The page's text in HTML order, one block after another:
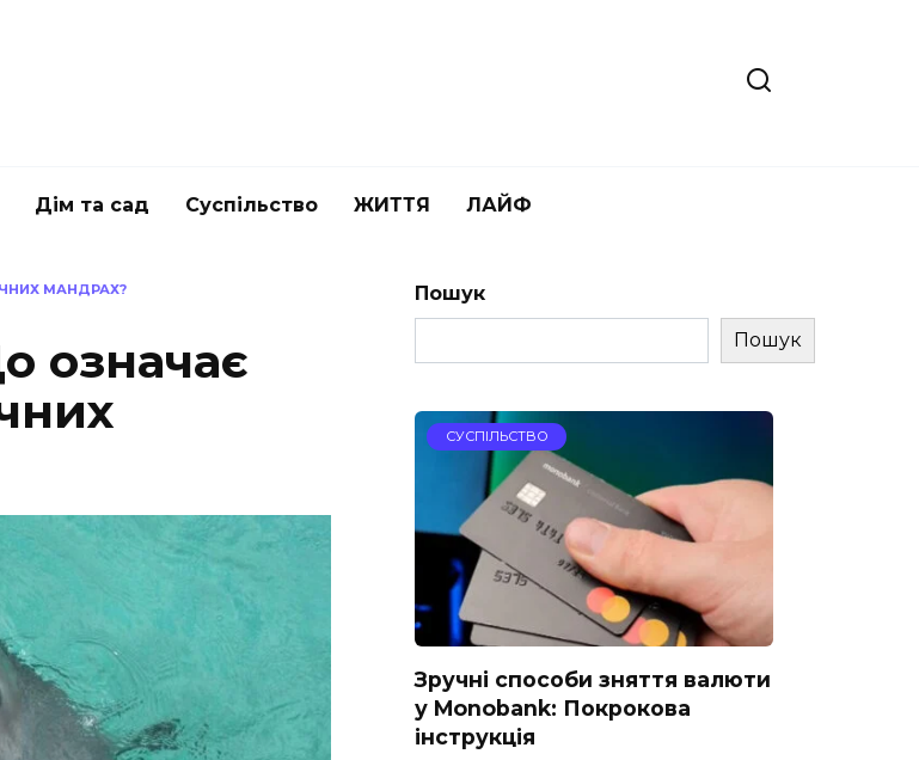
Дім та сад Суспільство ЖИТТЯ ЛАЙФ
МАНДРАХ?
означає
Пошук
Пошук
СУСПІЛЬСТВО
Зручні способи зняття валюти
у Monobank: Покрокова
інструкція